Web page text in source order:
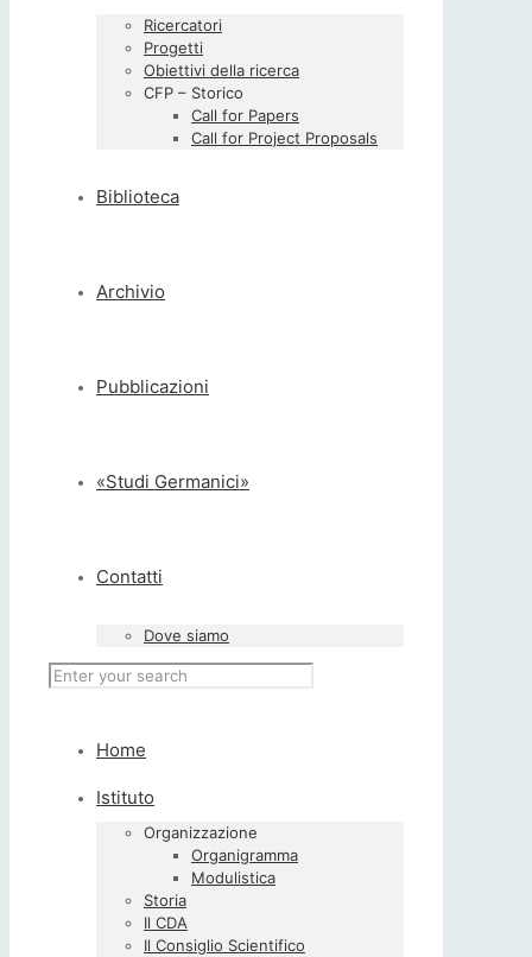
Ricercatori
Progetti
Obiettivi della ricerca
CFP – Storico
Call for Papers
Call for Project Proposals
Biblioteca
Archivio
Pubblicazioni
«Studi Germanici»
Contatti
Dove siamo
Home
Istituto
Organizzazione
Organigramma
Modulistica
Storia
Il CDA
Il Consiglio Scientifico